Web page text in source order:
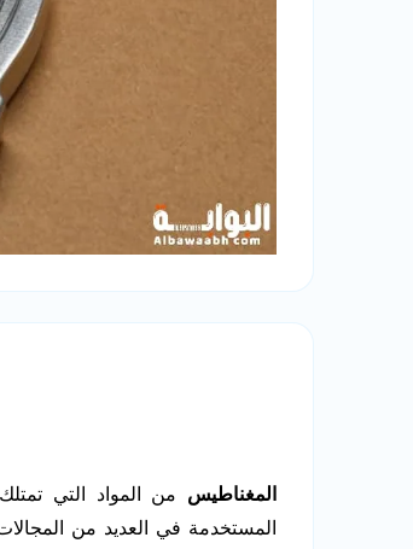
المغناطيس من المواد التي
المستخدمة في العديد من